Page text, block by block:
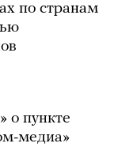
по странам
о пункте
медиа»